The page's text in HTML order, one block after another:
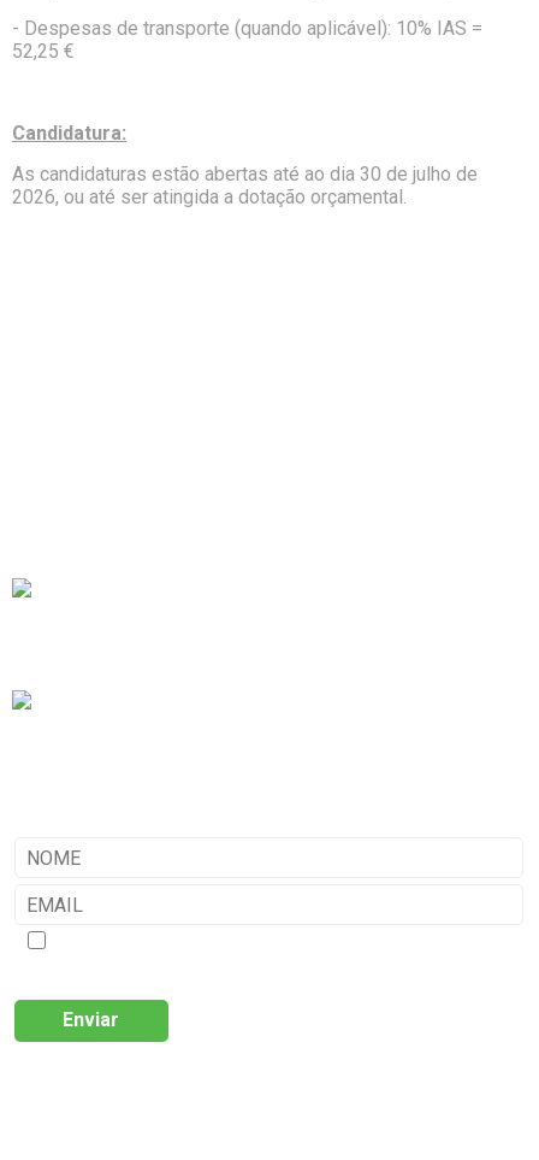
- Despesas de transporte (quando aplicável): 10% IAS =
52,25 €
Candidatura:
As candidaturas estão abertas até ao dia 30 de julho de
2026, ou até ser atingida a dotação orçamental.